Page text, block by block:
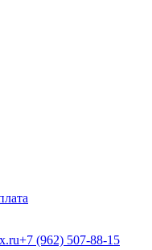
+7 (962) 507-88-15